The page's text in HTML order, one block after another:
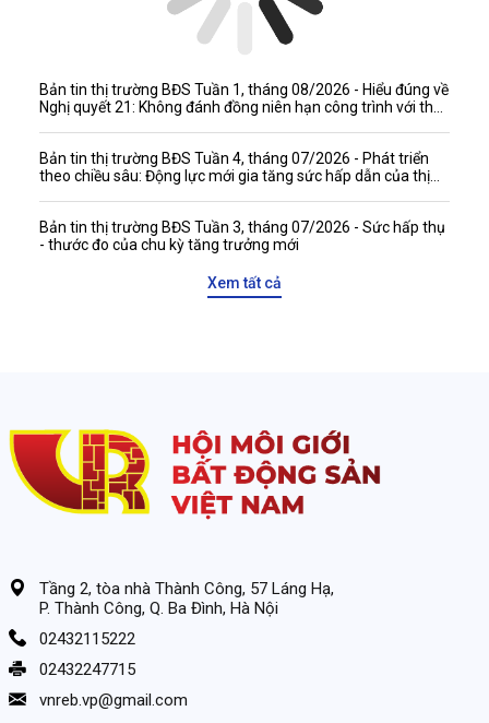
Bản tin thị trường BĐS Tuần 1, tháng 08/2026 - Hiểu đúng về
Nghị quyết 21: Không đánh đồng niên hạn công trình với thời
Bản tin thị trường BĐS Tuần 4, tháng 07/2026 - Phát triển
theo chiều sâu: Động lực mới gia tăng sức hấp dẫn của thị
Bản tin thị trường BĐS Tuần 3, tháng 07/2026 - Sức hấp thụ
- thước đo của chu kỳ tăng trưởng mới
Xem tất cả
Tầng 2, tòa nhà Thành Công, 57 Láng Hạ,
P. Thành Công, Q. Ba Đình, Hà Nội
02432115222
02432247715
vnreb.vp@gmail.com